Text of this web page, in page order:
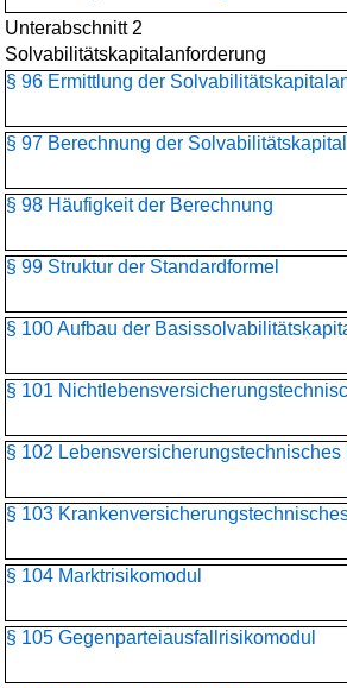
Unterabschnitt 2
Solvabilitätskapitalanforderung
§ 96 Ermittlung der
§ 97 Berechnung der
§ 98 Häufigkeit der Berechnung
§ 99 Struktur der Standardformel
§ 100 Aufbau der
§ 101
§ 102 Lebensversicherungs­technisches
§ 103
§ 104 Marktrisikomodul
§ 105 Gegenparteiausfallrisikomodul